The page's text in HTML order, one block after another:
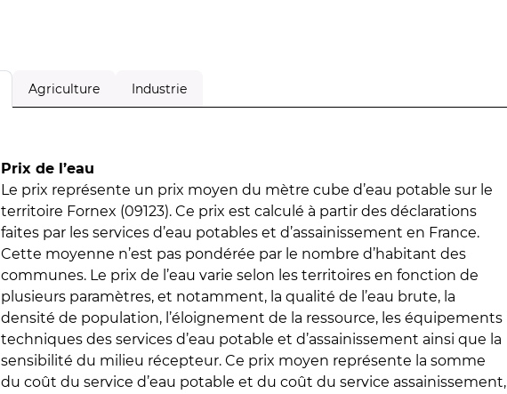
Agriculture Industrie
Prix de l’eau
Le prix représente un prix moyen du mètre cube d’eau potable sur le
territoire Fornex (09123). Ce prix est calculé à partir des déclarations
faites par les services d’eau potables et d’assainissement en France.
Cette moyenne n’est pas pondérée par le nombre d’habitant des
communes. Le prix de l’eau varie selon les territoires en fonction de
plusieurs paramètres, et notamment, la qualité de l’eau brute, la
densité de population, l’éloignement de la ressource, les équipements
techniques des services d’eau potable et d’assainissement ainsi que la
sensibilité du milieu récepteur. Ce prix moyen représente la somme
du coût du service d’eau potable et du coût du service assainissement,